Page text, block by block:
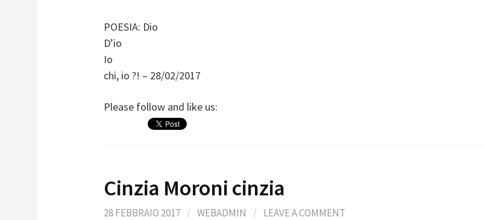
POESIA: Dio
D’io
Io
chi, io ?! – 28/02/2017
Please follow and like us:
Cinzia Moroni cinzia
28 FEBBRAIO 2017 / WEBADMIN / LEAVE A COMMENT